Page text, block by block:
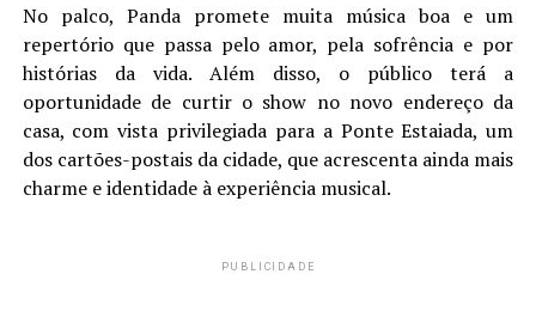
No palco, Panda promete muita música boa e um
repertório que passa pelo amor, pela sofrência e por
histórias da vida. Além disso, o público terá a
oportunidade de curtir o show no novo endereço da
casa, com vista privilegiada para a Ponte Estaiada, um
dos cartões-postais da cidade, que acrescenta ainda mais
charme e identidade à experiência musical.
PUBLICIDADE